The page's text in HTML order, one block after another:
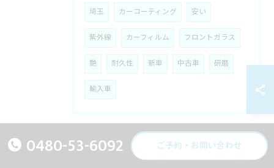
埼玉 カーコーティング 安い
紫外線 カーフィルム フロントガラス
艶 耐久性 新車 中古車 研磨
輸入車
0480-53-6092 ご予約・お問い合わせ